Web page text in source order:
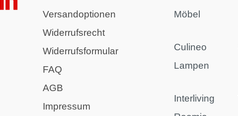
Versandoptionen
Widerrufsrecht
Widerrufsformular
FAQ
AGB
Impressum
Möbel
Culineo
Lampen
Interliving